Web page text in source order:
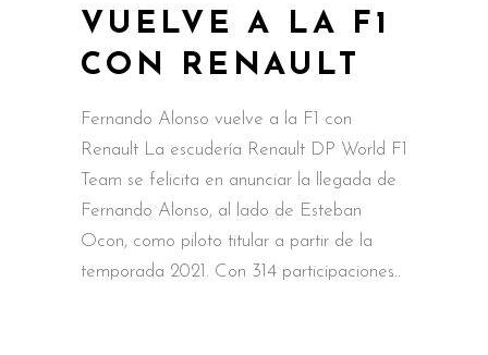
VUELVE A LA F1
CON RENAULT
Fernando Alonso vuelve a la F1 con
Renault La escudería Renault DP World F1
Team se felicita en anunciar la llegada de
Fernando Alonso, al lado de Esteban
Ocon, como piloto titular a partir de la
temporada 2021. Con 314 participaciones